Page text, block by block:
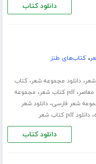
دانلود کتاب
،کتاب‌های طنز
،دانلود مجموعه شعر،کتاب
،pdf کتاب شعر ، مجموعه
شعر فارسی،دانلود شعر
،دانلود pdf کتاب شعر
دانلود کتاب